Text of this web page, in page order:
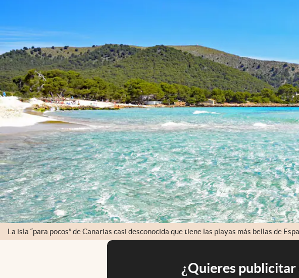
La isla “para pocos” de Canarias casi desconocida que tiene las playas más bellas de
¿Quieres publicitar